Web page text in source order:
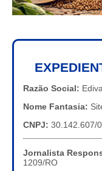
Razão Social:
Nome Fantasia:
CNPJ: 30.142.607/
Jornalista
1209/RO